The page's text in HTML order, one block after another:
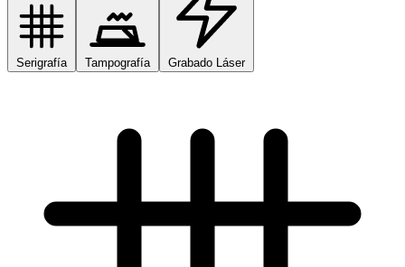
Serigrafía Tampografía Grabado Láser